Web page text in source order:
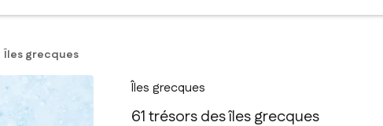
Îles grecques
Îles grecques
61 trésors des îles grecques